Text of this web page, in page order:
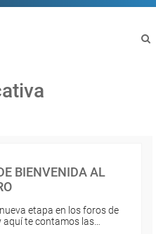
BIENVENIDA AL
etapa en los foros de
te contamos las…